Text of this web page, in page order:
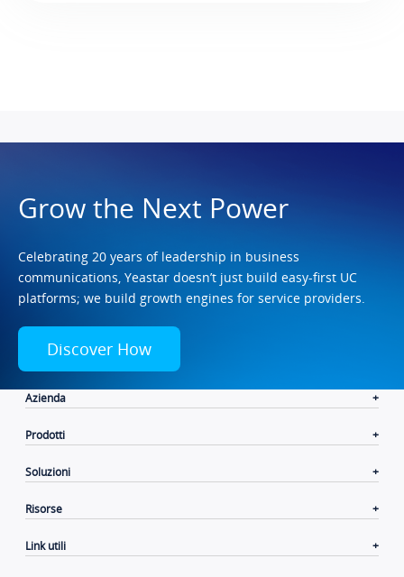
Grow the Next Power
Celebrating 20 years of leadership in business
communications, Yeastar doesn’t just build easy-first UC
platforms; we build growth engines for service providers.
Discover How
Azienda
Prodotti
Soluzioni
Risorse
Link utili